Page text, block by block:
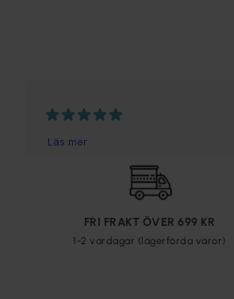
FRI FRAKT ÖVER 699 KR
1-2 vardagar (lagerförda varor)